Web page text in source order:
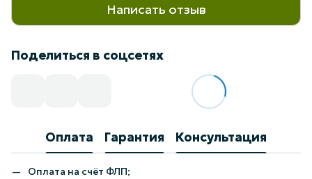
Написать отзыв
Поделиться в соцсетях
Оплата Гарантия Консультация
Оплата на счёт ФЛП;